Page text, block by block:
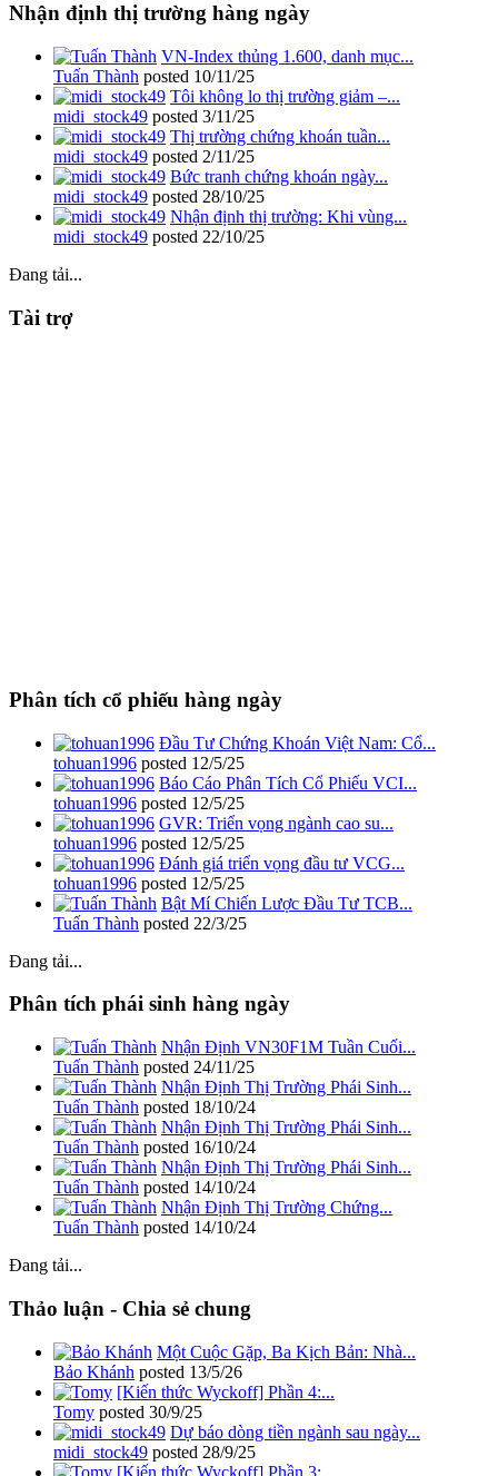
Nhận định thị trường hàng ngày
VN-Index thủng 1.600, danh mục...
Tuấn Thành posted 10/11/25
Tôi không lo thị trường giảm –...
midi_stock49 posted 3/11/25
Thị trường chứng khoán tuần...
midi_stock49 posted 2/11/25
Bức tranh chứng khoán ngày...
midi_stock49 posted 28/10/25
Nhận định thị trường: Khi vùng...
midi_stock49 posted 22/10/25
Đang tải...
Tài trợ
Phân tích cổ phiếu hàng ngày
Đầu Tư Chứng Khoán Việt Nam: Cổ...
tohuan1996 posted 12/5/25
Báo Cáo Phân Tích Cổ Phiếu VCI...
tohuan1996 posted 12/5/25
GVR: Triển vọng ngành cao su...
tohuan1996 posted 12/5/25
Đánh giá triển vọng đầu tư VCG...
tohuan1996 posted 12/5/25
Bật Mí Chiến Lược Đầu Tư TCB...
Tuấn Thành posted 22/3/25
Đang tải...
Phân tích phái sinh hàng ngày
Nhận Định VN30F1M Tuần Cuối...
Tuấn Thành posted 24/11/25
Nhận Định Thị Trường Phái Sinh...
Tuấn Thành posted 18/10/24
Nhận Định Thị Trường Phái Sinh...
Tuấn Thành posted 16/10/24
Nhận Định Thị Trường Phái Sinh...
Tuấn Thành posted 14/10/24
Nhận Định Thị Trường Chứng...
Tuấn Thành posted 14/10/24
Đang tải...
Thảo luận - Chia sẻ chung
Một Cuộc Gặp, Ba Kịch Bản: Nhà...
Bảo Khánh posted 13/5/26
[Kiến thức Wyckoff] Phần 4:...
Tomy posted 30/9/25
Dự báo dòng tiền ngành sau ngày...
midi_stock49 posted 28/9/25
[Kiến thức Wyckoff] Phần 3:...